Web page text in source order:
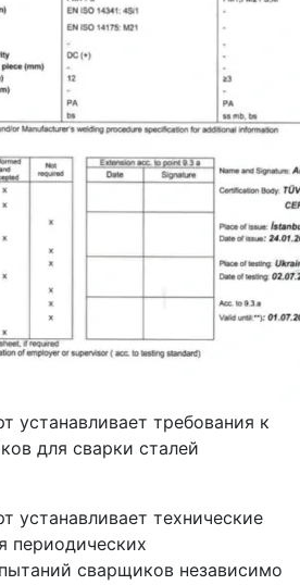
устанавливает требования к
для сварки сталей
устанавливает технические
периодических
сварщиков независимо